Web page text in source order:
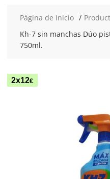
Página de Inicio
Kh-7 sin manchas Dúo
750ml.
2x12€